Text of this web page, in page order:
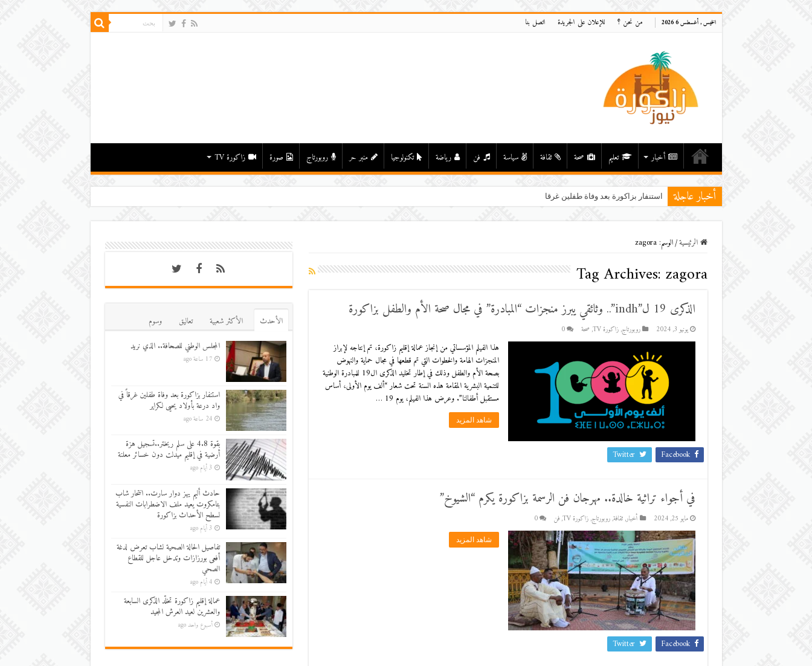
الخميس , أغسطس 6 2026 من نحن ؟ للإعلان على الجريدة اتصل بنا
أخبار تعليم صحة ثقافة سياسة فن رياضة تكنولوجيا منبر حر روبورتاج صورة زاكورة TV
أخبار عاجلة استنفار بزاكورة بعد وفاة طفلين غرقاً في واد درعة بأولاد
الرئيسية/الوسم:zagora
Tag Archives: zagora
الذكرى 19 ل”indh”.. وثائقي يبرز منجزات “المبادرة” في مجال صحة الأم والطفل بزاكورة
يونيو 3, 2024 روبورتاج,زاكورة TV , صحة 0
هذا الفيلم المؤسساتي من إنجاز عمالة إقليم زاكورة، تم إنتاجه لإبراز
المنجزات الهامة والخطوات التي تم قطعها في مجال حماية والنهوض
بصحة الأم والطفل وذلك في إطار تخليد الذكرى ال19 للمبادرة الوطنية
للتنمية البشرية المقامة هذه السنة تحت شعار “ألف يوم الأولى، أساس
مستقبل أطفالنا”. وعرض هذا الفيلم، يوم 19 …
شاهد المزيد
Facebook
Twitter
في أجواء تراثية خالدة.. مهرجان فن الرسمة بزاكورة يكرم “الشيوخ”
مايو 25, 2024 أخبار,ثقافة,روبورتاج,زاكورة TV ,فن 0
شاهد المزيد
Facebook
Twitter
اﻷحدث اﻷكثر شعبية تعاليق
وسوم
المجلس الوطني للصحافة.. الذي نريد
17 ساعة ago
استنفار بزاكورة بعد وفاة طفلين غرقاً في
واد درعة بأولاد يحيى لكراير
24 ساعة ago
بقوة 4.8 على سلم ريختر..تسجيل هزة
أرضية في إقليم ميدلت دون خسائر معلنة
3 أيام ago
حادث أليم يهز دوار سارت.. انتحار شاب
بتامكروت يعيد ملف الاضطرابات النفسية
لسطح الأحداث بزاكورة
3 أيام ago
تفاصيل الحالة الصحية لشاب تعرض لدغة
أفعى بورزازات وتدخل عاجل للقطاع
الصحي
4 أيام ago
عمالة إقليم زاكورة تخلّد الذكرى السابعة
والعشرين لعيد العرش المجيد
أسبوع واحد ago